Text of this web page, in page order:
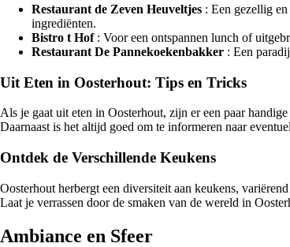
Restaurant de Zeven Heuveltjes : Een gezellig
ingrediënten.
Bistro t Hof: Voor een ontspannen lunch of
Restaurant De Pannekoekenbakker : Een
Uit Eten in Oosterhout: Tips en Tricks
Als je gaat uit eten in Oosterhout, zijn er een paar
Daarnaast is het altijd goed om te informeren naar
Ontdek de Verschillende Keukens
Oosterhout herbergt een diversiteit aan keukens,
Laat je verrassen door de smaken van de wereld in
Ambiance en Sfeer